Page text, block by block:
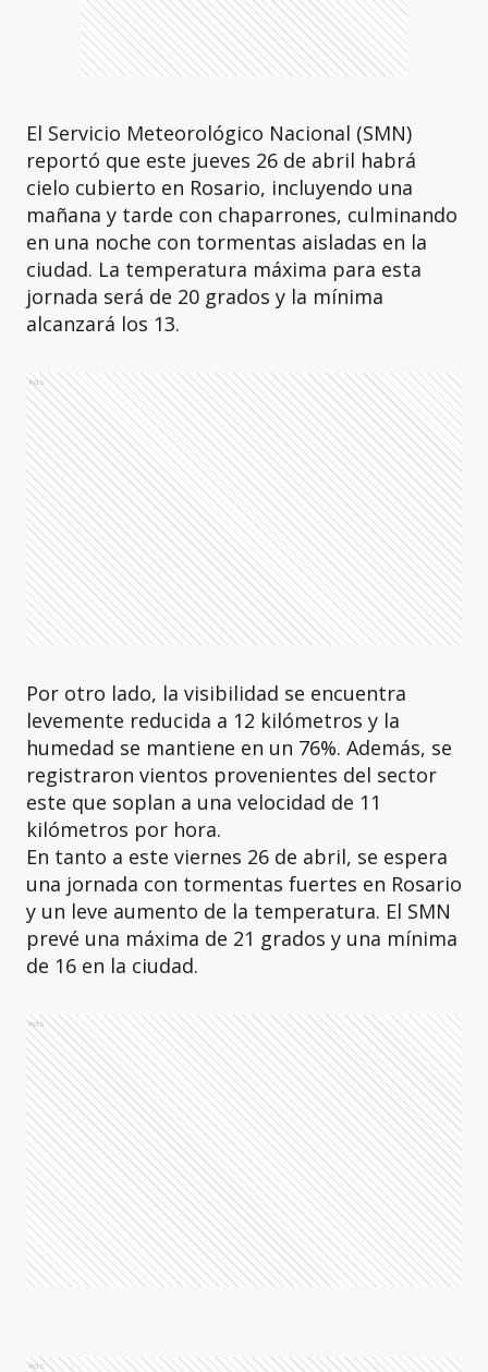
El Servicio Meteorológico Nacional (SMN)
reportó que este jueves 26 de abril habrá
cielo cubierto en Rosario, incluyendo una
mañana y tarde con chaparrones, culminando
en una noche con tormentas aisladas en la
ciudad. La temperatura máxima para esta
jornada será de 20 grados y la mínima
alcanzará los 13.
Ads
Por otro lado, la visibilidad se encuentra
levemente reducida a 12 kilómetros y la
humedad se mantiene en un 76%. Además, se
registraron vientos provenientes del sector
este que soplan a una velocidad de 11
kilómetros por hora.
En tanto a este viernes 26 de abril, se espera
una jornada con tormentas fuertes en Rosario
y un leve aumento de la temperatura. El SMN
prevé una máxima de 21 grados y una mínima
de 16 en la ciudad.
Ads
Ads